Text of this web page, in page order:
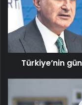
Türkiye’nin